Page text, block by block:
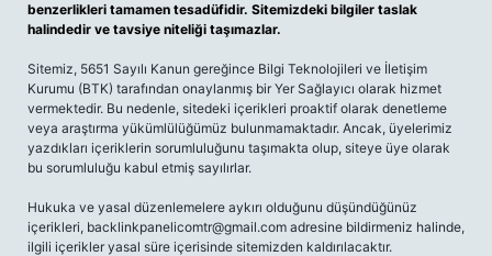
benzerlikleri tamamen tesadüfidir. Sitemizdeki bilgiler taslak
halindedir ve tavsiye niteliği taşımazlar.
Sitemiz, 5651 Sayılı Kanun gereğince Bilgi Teknolojileri ve İletişim
Kurumu (BTK) tarafından onaylanmış bir Yer Sağlayıcı olarak hizmet
vermektedir. Bu nedenle, sitedeki içerikleri proaktif olarak denetleme
veya araştırma yükümlülüğümüz bulunmamaktadır. Ancak, üyelerimiz
yazdıkları içeriklerin sorumluluğunu taşımakta olup, siteye üye olarak
bu sorumluluğu kabul etmiş sayılırlar.
Hukuka ve yasal düzenlemelere aykırı olduğunu düşündüğünüz
içerikleri, backlinkpanelicomtr@gmail.com adresine bildirmeniz halinde,
ilgili içerikler yasal süre içerisinde sitemizden kaldırılacaktır.